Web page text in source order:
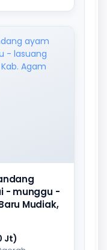
- munggu -
Mudiak,
Jt)